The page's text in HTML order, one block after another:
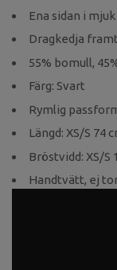
Ena sidan i
Dragkedja
55% bomull,
Färg: Svart
Rymlig
Längd: XS/S 74
Bröstvidd: XS/S
Handtvätt, ej